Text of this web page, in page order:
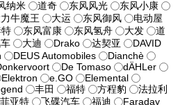
纳米 道奇 东风风光
东风小康
牛魔王 大运 东风御风
电动屋
特 东风富康 东风氢舟 大发
道
大迪 Drako 达契亚
DAVID
DEUS Automobiles
Dianchè
De Tomaso
dÄHLer
Elektron e.GO
Elemental
丰田 福特 方程豹
法拉利
菲亚特 飞碟汽车 福迪
Faraday